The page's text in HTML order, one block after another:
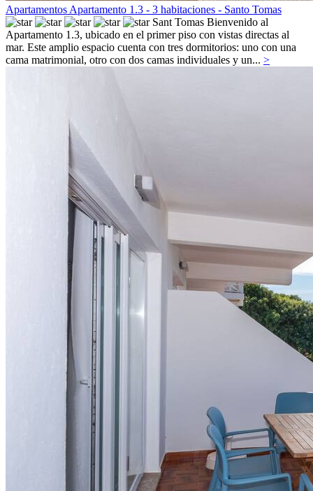
Apartamentos Apartamento 1.3 - 3 habitaciones - Santo Tomas
Sant Tomas Bienvenido al
Apartamento 1.3, ubicado en el primer piso con vistas directas al
mar. Este amplio espacio cuenta con tres dormitorios: uno con una
cama matrimonial, otro con dos camas individuales y un... >